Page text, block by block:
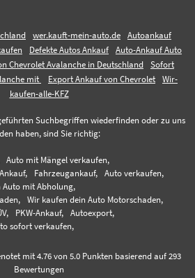
wer.kauft-mein-auto.de
Autoankauf
Defekte Autos Ankauf
Auto-Ankauf Auto
Chevrolet Avalanche in Deutschland
Sofort
mit
Export Ankauf von Chevrolet
Wir-
kaufen-alle-KFZ
Suchbegriffen wiederfinden oder zu uns
haben, sind Sie richtig:
Auto mit Mängel verkaufen,
Fahrzeugankauf,
Auto verkaufen,
Auto mit Abholung,
Wir kaufen dein Auto Motorschaden,
PKW-Ankauf,
Autoexport,
sofort verkaufen,
mit 4.76von 5.0 Punkten basierend auf 293
Bewertungen